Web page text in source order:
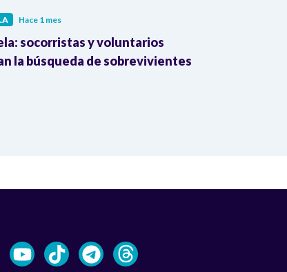
Hace 1 mes
socorristas y voluntarios
la búsqueda de sobrevivientes